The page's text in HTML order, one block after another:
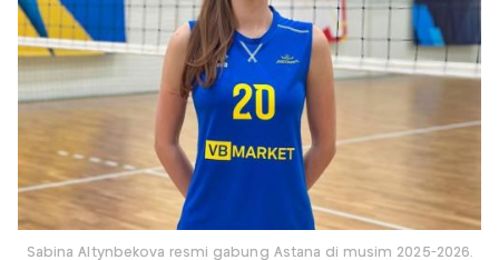
Sabina Altynbekova resmi gabung Astana di musim 2025-2026.